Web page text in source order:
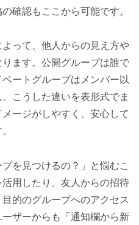
確認もここから可能です。
って、他人からの見え方や
ます。公開グループは誰で
ートグループはメンバー以
こうした違いを表形式でま
ージがしやすく、安心して
を見つけるの？」と悩むこ
用したり、友人からの招待
的のグループへのアクセス
ザーからも「通知欄から新